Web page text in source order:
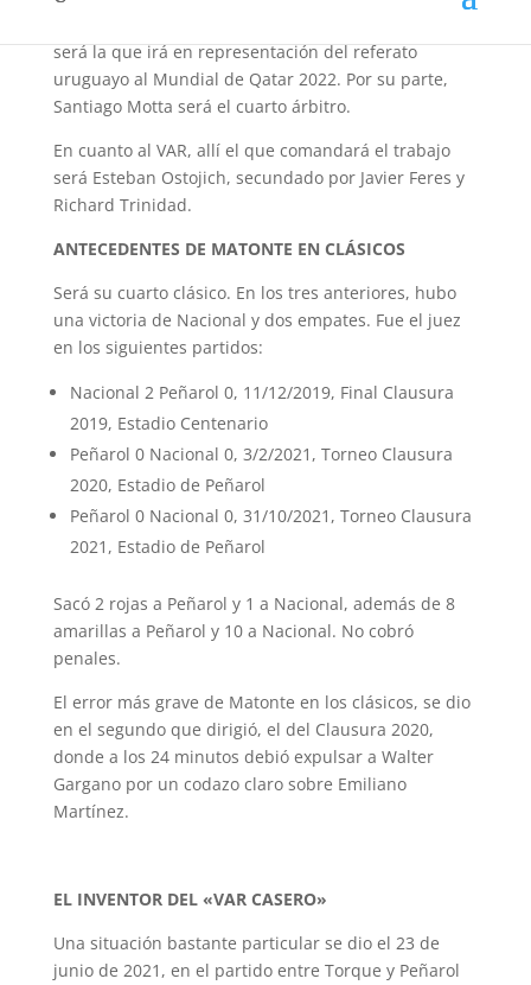
será la que irá en representación del referato
uruguayo al Mundial de Qatar 2022. Por su parte,
Santiago Motta será el cuarto árbitro.
En cuanto al VAR, allí el que comandará el trabajo
será Esteban Ostojich, secundado por Javier Feres y
Richard Trinidad.
ANTECEDENTES DE MATONTE EN CLÁSICOS
Será su cuarto clásico. En los tres anteriores, hubo
una victoria de Nacional y dos empates. Fue el juez
en los siguientes partidos:
Nacional 2 Peñarol 0, 11/12/2019, Final Clausura
2019, Estadio Centenario
Peñarol 0 Nacional 0, 3/2/2021, Torneo Clausura
2020, Estadio de Peñarol
Peñarol 0 Nacional 0, 31/10/2021, Torneo Clausura
2021, Estadio de Peñarol
Sacó 2 rojas a Peñarol y 1 a Nacional, además de 8
amarillas a Peñarol y 10 a Nacional. No cobró
penales.
El error más grave de Matonte en los clásicos, se dio
en el segundo que dirigió, el del Clausura 2020,
donde a los 24 minutos debió expulsar a Walter
Gargano por un codazo claro sobre Emiliano
Martínez.
EL INVENTOR DEL «VAR CASERO»
Una situación bastante particular se dio el 23 de
junio de 2021, en el partido entre Torque y Peñarol